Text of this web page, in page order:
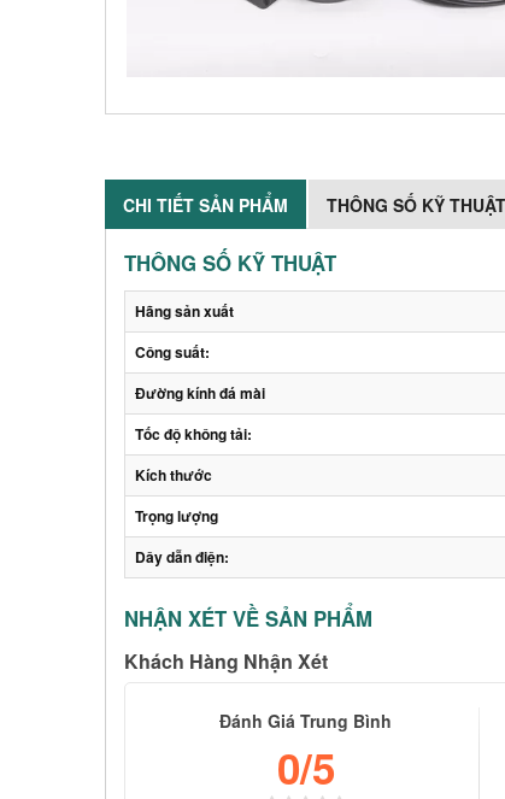
CHI TIẾT SẢN PHẨM THÔNG SỐ KỸ THUẬT
THÔNG SỐ KỸ THUẬT
Hãng sản xuất
Công suất:
Đường kính đá mài
Tốc độ không tải:
Kích thước
Trọng lượng
Dây dẫn điện:
NHẬN XÉT VỀ SẢN PHẨM
Khách Hàng Nhận Xét
Đánh Giá Trung Bình
0/5